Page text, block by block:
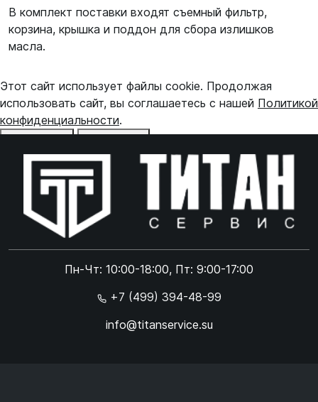
В комплект поставки входят съемный фильтр,
корзина, крышка и поддон для сбора излишков
масла.
Пн-Чт: 10:00-18:00, Пт: 9:00-17:00
+7 (499) 394-48-99
info@titanservice.su
Этот сайт использует файлы cookie. Продолжая
использовать сайт, вы соглашаетесь с нашей Политикой
конфиденциальности.
Online чат
Online чат